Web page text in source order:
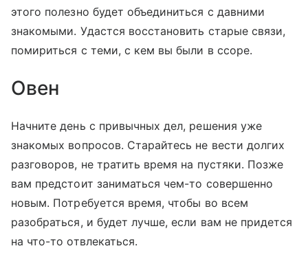
этого полезно будет объединиться с давними
знакомыми. Удастся восстановить старые связи,
помириться с теми, с кем вы были в ссоре.
Овен
Начните день с привычных дел, решения уже
знакомых вопросов. Старайтесь не вести долгих
разговоров, не тратить время на пустяки. Позже
вам предстоит заниматься чем-то совершенно
новым. Потребуется время, чтобы во всем
разобраться, и будет лучше, если вам не придется
на что-то отвлекаться.